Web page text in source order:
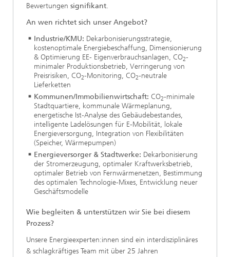
Bewertungen signifikant.
An wen richtet sich unser Angebot?
Industrie/KMU: Dekarbonisierungsstrategie,
kostenoptimale Energiebeschaffung, Dimensionierung
& Optimierung EE- Eigenverbrauchsanlagen, CO2-
minimaler Produktionsbetrieb, Verringerung von
Preisrisiken, CO2-Monitoring, CO2-neutrale
Lieferketten
Kommunen/Immobilienwirtschaft: CO2-minimale
Stadtquartiere, kommunale Wärmeplanung,
energetische Ist-Analyse des Gebäudebestandes,
intelligente Ladelösungen für E-Mobilität, lokale
Energieversorgung, Integration von Flexibilitäten
(Speicher, Wärmepumpen)
Energieversorger & Stadtwerke: Dekarbonisierung
der Stromerzeugung, optimaler Kraftwerksbetrieb,
optimaler Betrieb von Fernwärmenetzen, Bestimmung
des optimalen Technologie-Mixes, Entwicklung neuer
Geschäftsmodelle
Wie begleiten & unterstützen wir Sie bei diesem
Prozess?
Unsere Energieexperten:innen sind ein interdisziplinäres
& schlagkräftiges Team mit über 25 Jahren